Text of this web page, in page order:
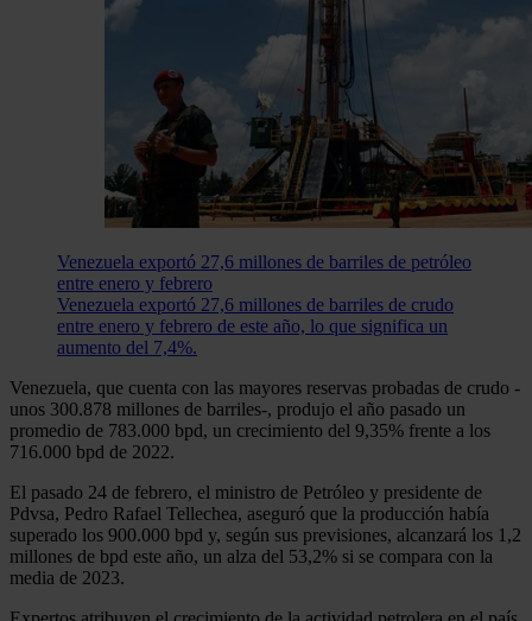
Venezuela exportó 27,6 millones de barriles de petróleo
entre enero y febrero
Venezuela exportó 27,6 millones de barriles de crudo
entre enero y febrero de este año, lo que significa un
aumento del 7,4%.
Venezuela, que cuenta con las mayores reservas probadas de crudo -
unos 300.878 millones de barriles-, produjo el año pasado un
promedio de 783.000 bpd, un crecimiento del 9,35% frente a los
716.000 bpd de 2022.
El pasado 24 de febrero, el ministro de Petróleo y presidente de
Pdvsa, Pedro Rafael Tellechea, aseguró que la producción había
superado los 900.000 bpd y, según sus previsiones, alcanzará los 1,2
millones de bpd este año, un alza del 53,2% si se compara con la
media de 2023.